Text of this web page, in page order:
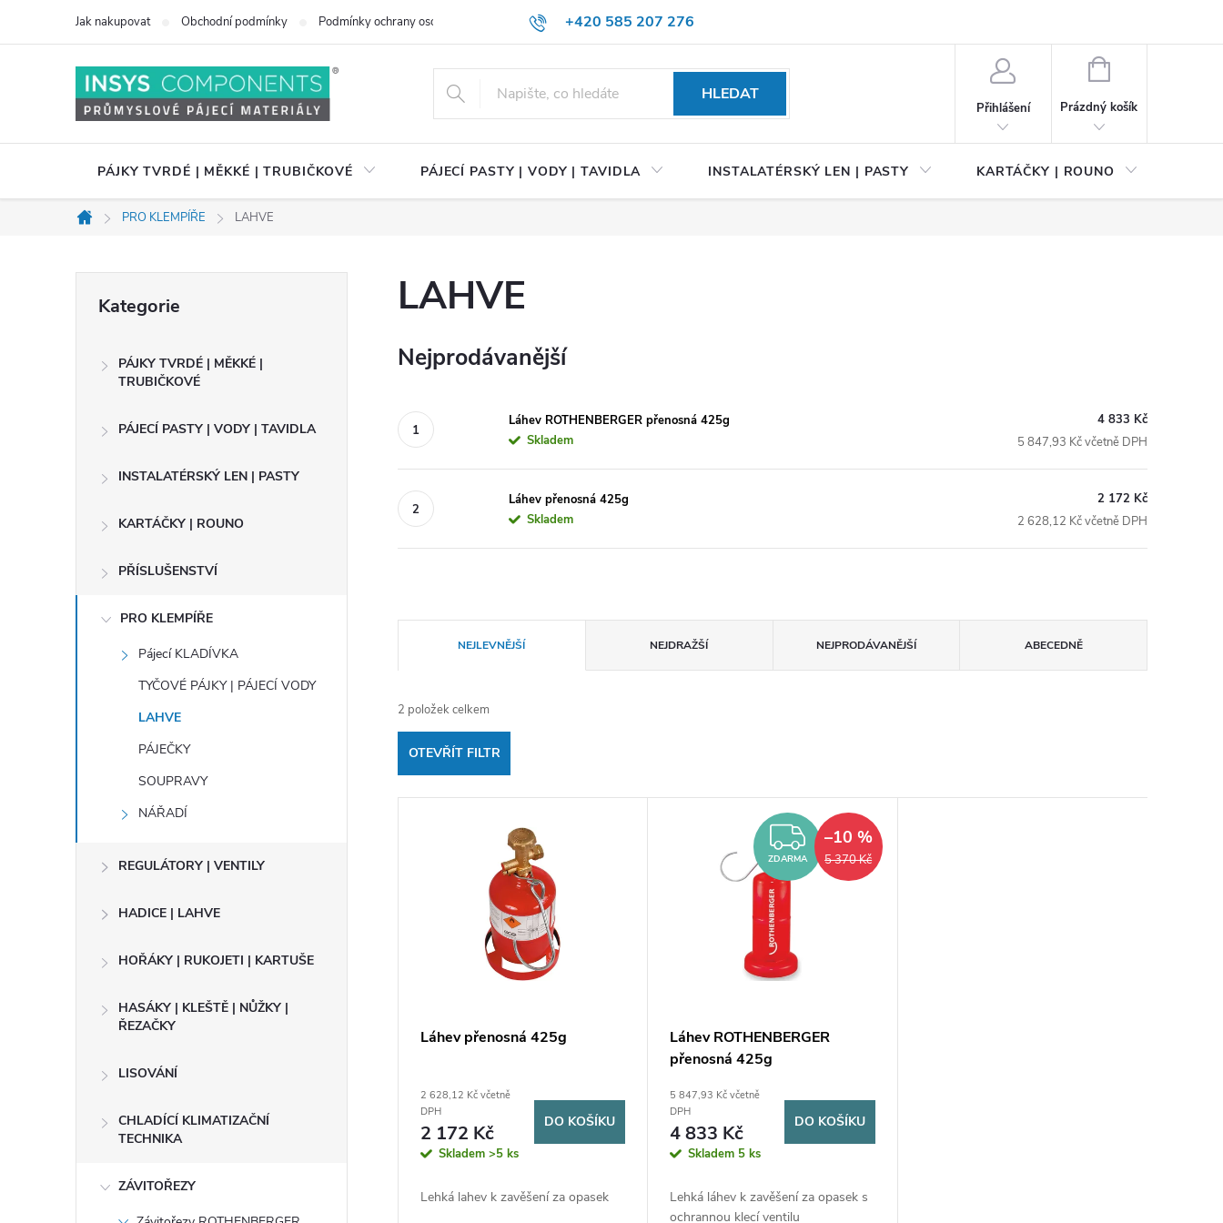
+420 585 207 276
Jak nakupovat Obchodní podmínky Podmínky ochrany osobních údajů
HLEDAT
Přihlášení
NÁKUPNÍ
Prázdný košík
PÁJKY TVRDÉ | MĚKKÉ | TRUBIČKOVÉ PÁJECÍ PASTY | VODY | TAVIDLA INSTALATÉRSKÝ LEN | PASTY KARTÁČKY | ROUNO
Domů
PRO KLEMPÍŘE LAHVE
n
e
kategorie
Kategorie
PÁJKY TVRDÉ | MĚKKÉ |
TRUBIČKOVÉ
PÁJECÍ PASTY | VODY | TAVIDLA
INSTALATÉRSKÝ LEN | PASTY
KARTÁČKY | ROUNO
PŘÍSLUŠENSTVÍ
PRO KLEMPÍŘE
Pájecí KLADÍVKA
TYČOVÉ PÁJKY | PÁJECÍ VODY
LAHVE
PÁJEČKY
SOUPRAVY
NÁŘADÍ
REGULÁTORY | VENTILY
HADICE | LAHVE
HOŘÁKY | RUKOJETI | KARTUŠE
HASÁKY | KLEŠTĚ | NŮŽKY |
ŘEZAČKY
LISOVÁNÍ
CHLADÍCÍ KLIMATIZAČNÍ
TECHNIKA
ZÁVITOŘEZY
LAHVE
Nejprodávanější
Láhev ROTHENBERGER přenosná 425g
Skladem
4 833 Kč
5 847,93 Kč včetně DPH
Láhev přenosná 425g
Skladem
2 172 Kč
2 628,12 Kč včetně DPH
a
z
e
NEJLEVNĚJŠÍ NEJDRAŽŠÍ NEJPRODÁVANĚJŠÍ ABECEDNĚ
2 položek celkem
OTEVŘÍT FILTR
Láhev přenosná 425g
2 628,12 Kč včetně
DPH
2 172 Kč
Skladem >5 ks
DO KOŠÍKU
Lehká lahev k zavěšení za opasek
ZDARMA
ZDARMA 5 370 Kč
–10 %
Láhev ROTHENBERGER
přenosná 425g
5 847,93 Kč včetně
DPH
4 833 Kč
Skladem 5 ks
DO KOŠÍKU
Lehká láhev k zavěšení za opasek s
ochrannou klecí ventilu